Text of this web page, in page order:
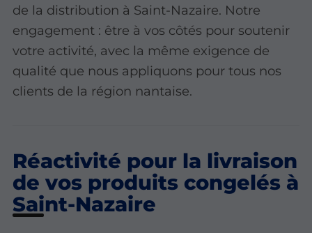
de la distribution à Saint-Nazaire. Notre
engagement : être à vos côtés pour soutenir
votre activité, avec la même exigence de
qualité que nous appliquons pour tous nos
clients de la région nantaise.
Réactivité pour la livraison
de vos produits congelés à
Saint-Nazaire